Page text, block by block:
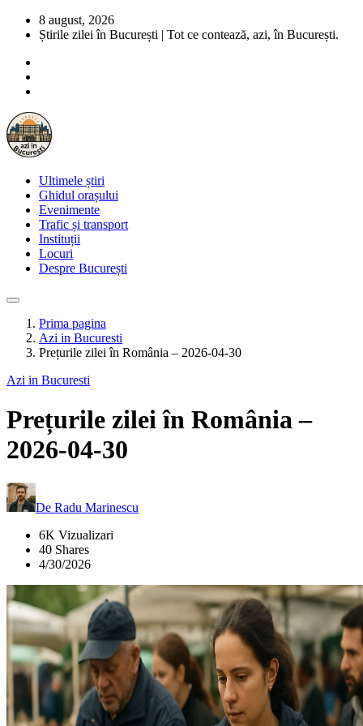
8 august, 2026
Știrile zilei în București | Tot ce contează, azi, în București.
Ultimele știri
Ghidul orașului
Evenimente
Trafic și transport
Instituții
Locuri
Despre București
Prima pagina
Azi in Bucuresti
Prețurile zilei în România – 2026-04-30
Azi in Bucuresti
Prețurile zilei în România –
2026-04-30
De Radu Marinescu
6K Vizualizari
40 Shares
4/30/2026